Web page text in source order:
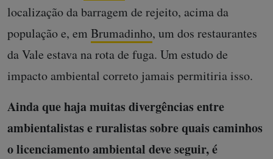
localização da barragem de rejeito, acima da
população e, em Brumadinho, um dos restaurantes
da Vale estava na rota de fuga. Um estudo de
impacto ambiental correto jamais permitiria isso.
Ainda que haja muitas divergências entre
ambientalistas e ruralistas sobre quais caminhos
o licenciamento ambiental deve seguir, é